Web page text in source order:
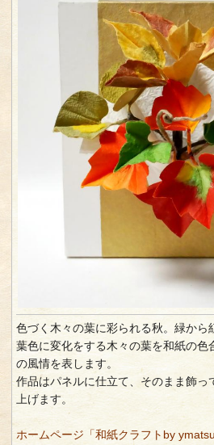
色づく木々の葉に彩られる秋。緑から
葉色に変化をする木々の葉を和紙の色
の風情を表します。
作品はパネルに仕立て、そのまま飾っ
上げます。
ホームページ「和紙クラフトby ymatsu